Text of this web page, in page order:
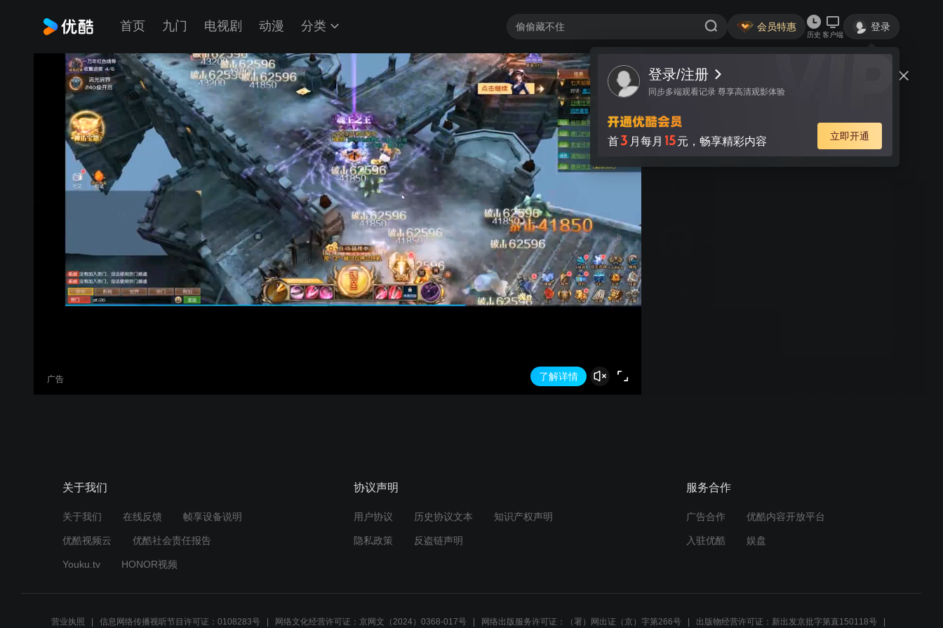
首页 九门 电视剧 动漫 分类 会员特惠
历史 客户端
登录
登录/注册
同步多端观看记录 尊享高清观影体验
首3 月每月 15元，畅享精彩内容 立即开通
10秒
了解详情
广告
视频 讨论
国控集团收听收看党的二十大召开
盛况暨党委理论学习中心组集中
关于我们
关于我们 在线反馈 帧享设备说明
优酷视频云 优酷社会责任报告
Youku.tv HONOR视频
协议声明
用户协议 历史协议文本 知识产权声明
隐私政策 反盗链声明
服务合作
广告合作 优酷内容开放平台
入驻优酷 娱盘
营业执照 信息网络传播视听节目许可证：0108283号 网络文化经营许可证：京网文（2024）0368-017号 网络出版服务许可证：（署）网出证（京）字第266号 出版物经营许可证：新出发京批字第直150118号